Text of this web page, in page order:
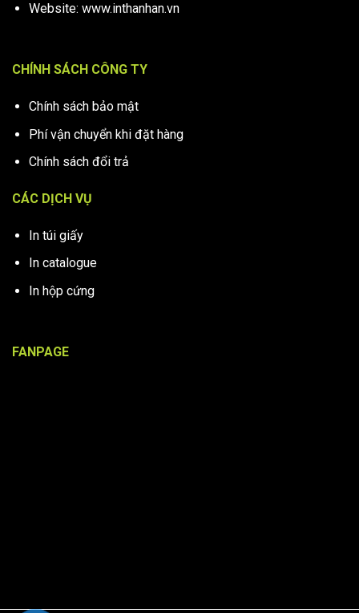
Website: www.inthanhan.vn
CHÍNH SÁCH CÔNG TY
Chính sách bảo mật
Phí vận chuyển khi đặt hàng
Chính sách đổi trả
CÁC DỊCH VỤ
In túi giấy
In catalogue
In hộp cứng
FANPAGE